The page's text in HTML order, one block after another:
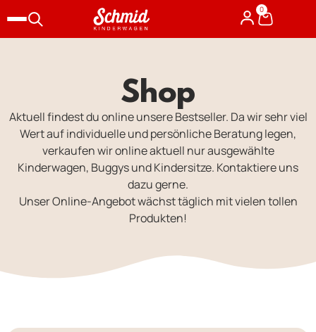
0
Shop
Aktuell findest du online unsere Bestseller. Da wir sehr viel
Wert auf individuelle und persönliche Beratung legen,
verkaufen wir online aktuell nur ausgewählte
Kinderwagen, Buggys und Kindersitze. Kontaktiere uns
dazu gerne.
Unser Online-Angebot wächst täglich mit vielen tollen
Produkten!